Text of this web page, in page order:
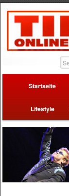
Startseite
Lifestyle